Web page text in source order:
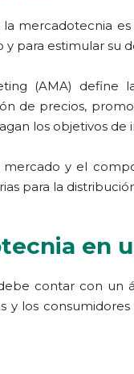
mercadotecnia
para estimular su
(AMA) define
de precios,
los objetivos de
mercado y el
para la
en
contar con un
y los